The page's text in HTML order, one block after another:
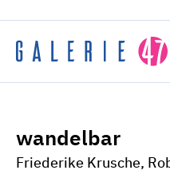
wandelbar
Friederike Krusche,